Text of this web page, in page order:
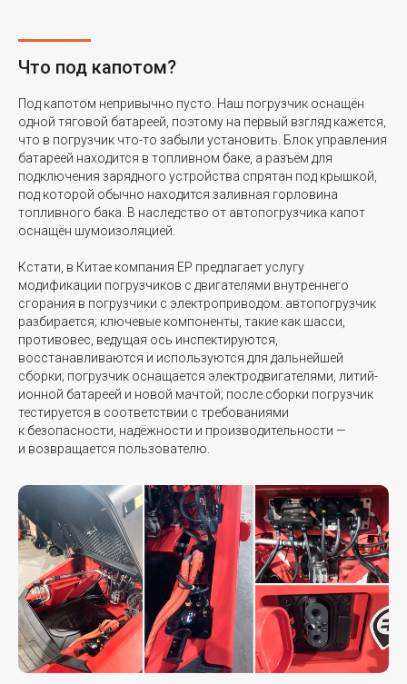
Макс. преодолеваемый уклон, с
Тяговый двигатель, кВт 16 16
Двигатель подъёма 24
ёмкость, В/Ач
(560)
Уровень шума на высоте
головы оператора, дБ
<74
Что под капотом?
Под капотом непривычно пусто. Наш погрузчик оснащён
одной тяговой батареей, поэтому на первый взгляд кажется,
что в погрузчик что-то забыли установить. Блок управления
батареей находится в топливном баке, а разъём для
подключения зарядного устройства спрятан под крышкой,
под которой обычно находится заливная горловина
топливного бака. В наследство от автопогрузчика капот
оснащён шумоизоляцией.
Кстати, в Китае компания EP предлагает услугу
модификации погрузчиков с двигателями внутреннего
сгорания в погрузчики с электроприводом: автопогрузчик
разбирается; ключевые компоненты, такие как шасси,
противовес, ведущая ось инспектируются,
восстанавливаются и используются для дальнейшей
сборки; погрузчик оснащается электродвигателями, литий-
ионной батареей и новой мачтой; после сборки погрузчик
тестируется в соответствии с требованиями
к безопасности, надёжности и производительности —
и возвращается пользователю.